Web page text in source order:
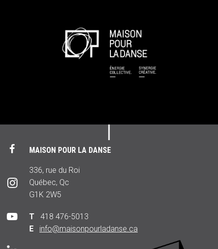
MAISON POUR LA DANSE
336, rue du Roi
Québec, Qc
G1K 2W5
T 418 476-5013
E
info@maisonpourladanse.ca